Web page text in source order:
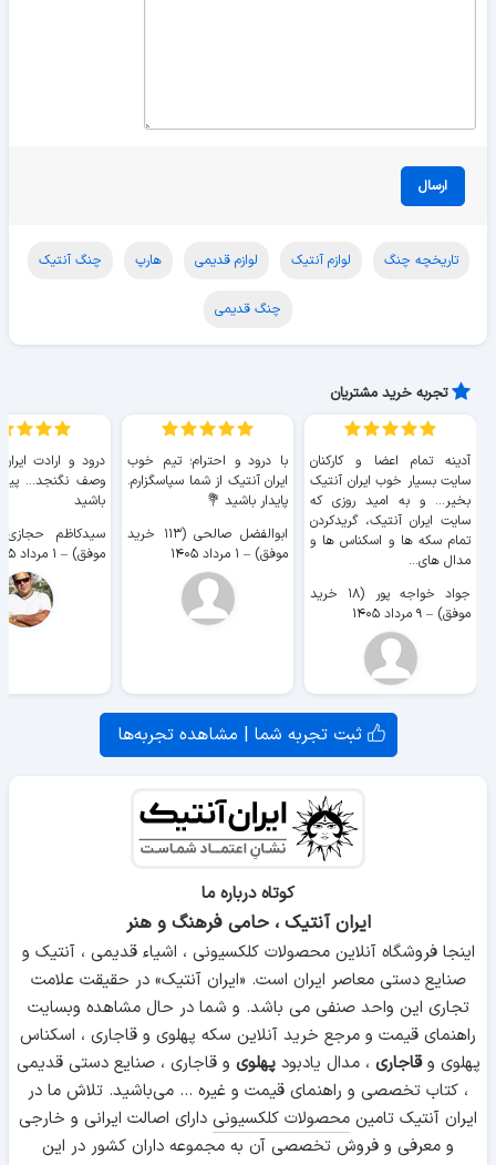
ارسال
تاریخچه چنگ لوازم آنتیک لوازم قدیمی هارپ چنگ آنتیک
چنگ قدیمی
تجربه خرید مشتریان
آدینه تمام اعضا و کارکنان
سایت بسیار خوب ايران آنتیک
بخیر... و به امید روزی که
سایت ايران آنتیک، گریدکردن
تمام سکه ها و اسکناس ها و
مدال های...
جواد خواجه پور (۱۸ خرید
موفق) – ۹ مرداد ۱۴۰۵
با درود و احترام؛ تیم خوب
ایران آنتیک از شما سپاسگزارم.
پایدار باشید 💐
ابوالفضل صالحی (۱۱۳ خرید
موفق) – ۱ مرداد ۱۴۰۵
درود و ارادت
وصف نگنجد...
باشید
موفق) – ۱ مرداد ۱۴۰۵
ثبت تجربه شما | مشاهده تجربه‌ها
کوتاه درباره ما
ایران آنتیک ، حامی فرهنگ و هنر
اینجا فروشگاه آنلاین محصولات کلکسیونی ، اشیاء قدیمی ، آنتیک و
صنایع دستی معاصر ایران است. «ایران آنتیک» در حقیقت علامت
تجاری این واحد صنفی می باشد. و شما در حال مشاهده وبسایت
راهنمای قیمت و مرجع خرید آنلاین سکه پهلوی و قاجاری ، اسکناس
پهلوی وقاجاری ، مدال یادبودپهلوی و قاجاری ، صنایع دستی قدیمی
، کتاب تخصصی و راهنمای قیمت و غیره ... می‌باشید. تلاش ما در
ایران آنتیک تامین محصولات کلکسیونی دارای اصالت ایرانی و خارجی
و معرفی و فروش تخصصی آن به مجموعه داران کشور در این